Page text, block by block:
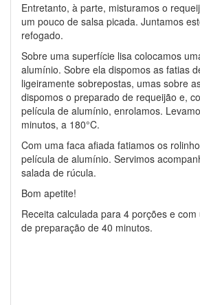
Entretanto, à parte, misturamos o
um pouco de salsa picada. Juntamos
refogado.
Sobre uma superfície lisa colocamos
alumínio. Sobre ela dispomos as fatias
ligeiramente sobrepostas, umas sobre
dispomos o preparado de requeijão e,
película de alumínio, enrolamos.
minutos, a 180°C.
Com uma faca afiada fatiamos os
película de alumínio. Servimos
salada de rúcula.
Bom apetite!
Receita calculada para 4 porções e
de preparação de 40 minutos.